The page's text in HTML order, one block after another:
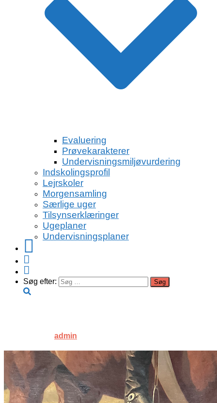
Evaluering
Prøvekarakterer
Undervisningsmiljøvurdering
Indskolingsprofil
Lejrskoler
Morgensamling
Særlige uger
Tilsynserklæringer
Ugeplaner
Undervisningsplaner
Søg efter:
admin